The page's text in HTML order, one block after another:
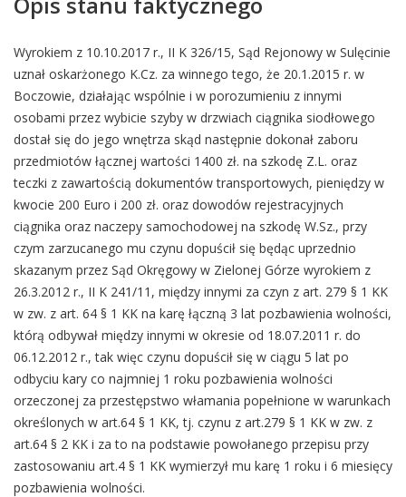
Wyrokiem z 10.10.2017 r., II K 326/15, Sąd Rejonowy w Sulęcinie
uznał oskarżonego K.Cz. za winnego tego, że 20.1.2015 r. w
Boczowie, działając wspólnie i w porozumieniu z innymi
osobami przez wybicie szyby w drzwiach ciągnika siodłowego
dostał się do jego wnętrza skąd następnie dokonał zaboru
przedmiotów łącznej wartości 1400 zł. na szkodę Z.L. oraz
teczki z zawartością dokumentów transportowych, pieniędzy w
kwocie 200 Euro i 200 zł. oraz dowodów rejestracyjnych
ciągnika oraz naczepy samochodowej na szkodę W.Sz., przy
czym zarzucanego mu czynu dopuścił się będąc uprzednio
skazanym przez Sąd Okręgowy w Zielonej Górze wyrokiem z
26.3.2012 r., II K 241/11, między innymi za czyn z art. 279 § 1 KK
w zw. z art. 64 § 1 KK na karę łączną 3 lat pozbawienia wolności,
którą odbywał między innymi w okresie od 18.07.2011 r. do
06.12.2012 r., tak więc czynu dopuścił się w ciągu 5 lat po
odbyciu kary co najmniej 1 roku pozbawienia wolności
orzeczonej za przestępstwo włamania popełnione w warunkach
określonych w art.64 § 1 KK, tj. czynu z art.279 § 1 KK w zw. z
art.64 § 2 KK i za to na podstawie powołanego przepisu przy
zastosowaniu art.4 § 1 KK wymierzył mu karę 1 roku i 6 miesięcy
pozbawienia wolności.